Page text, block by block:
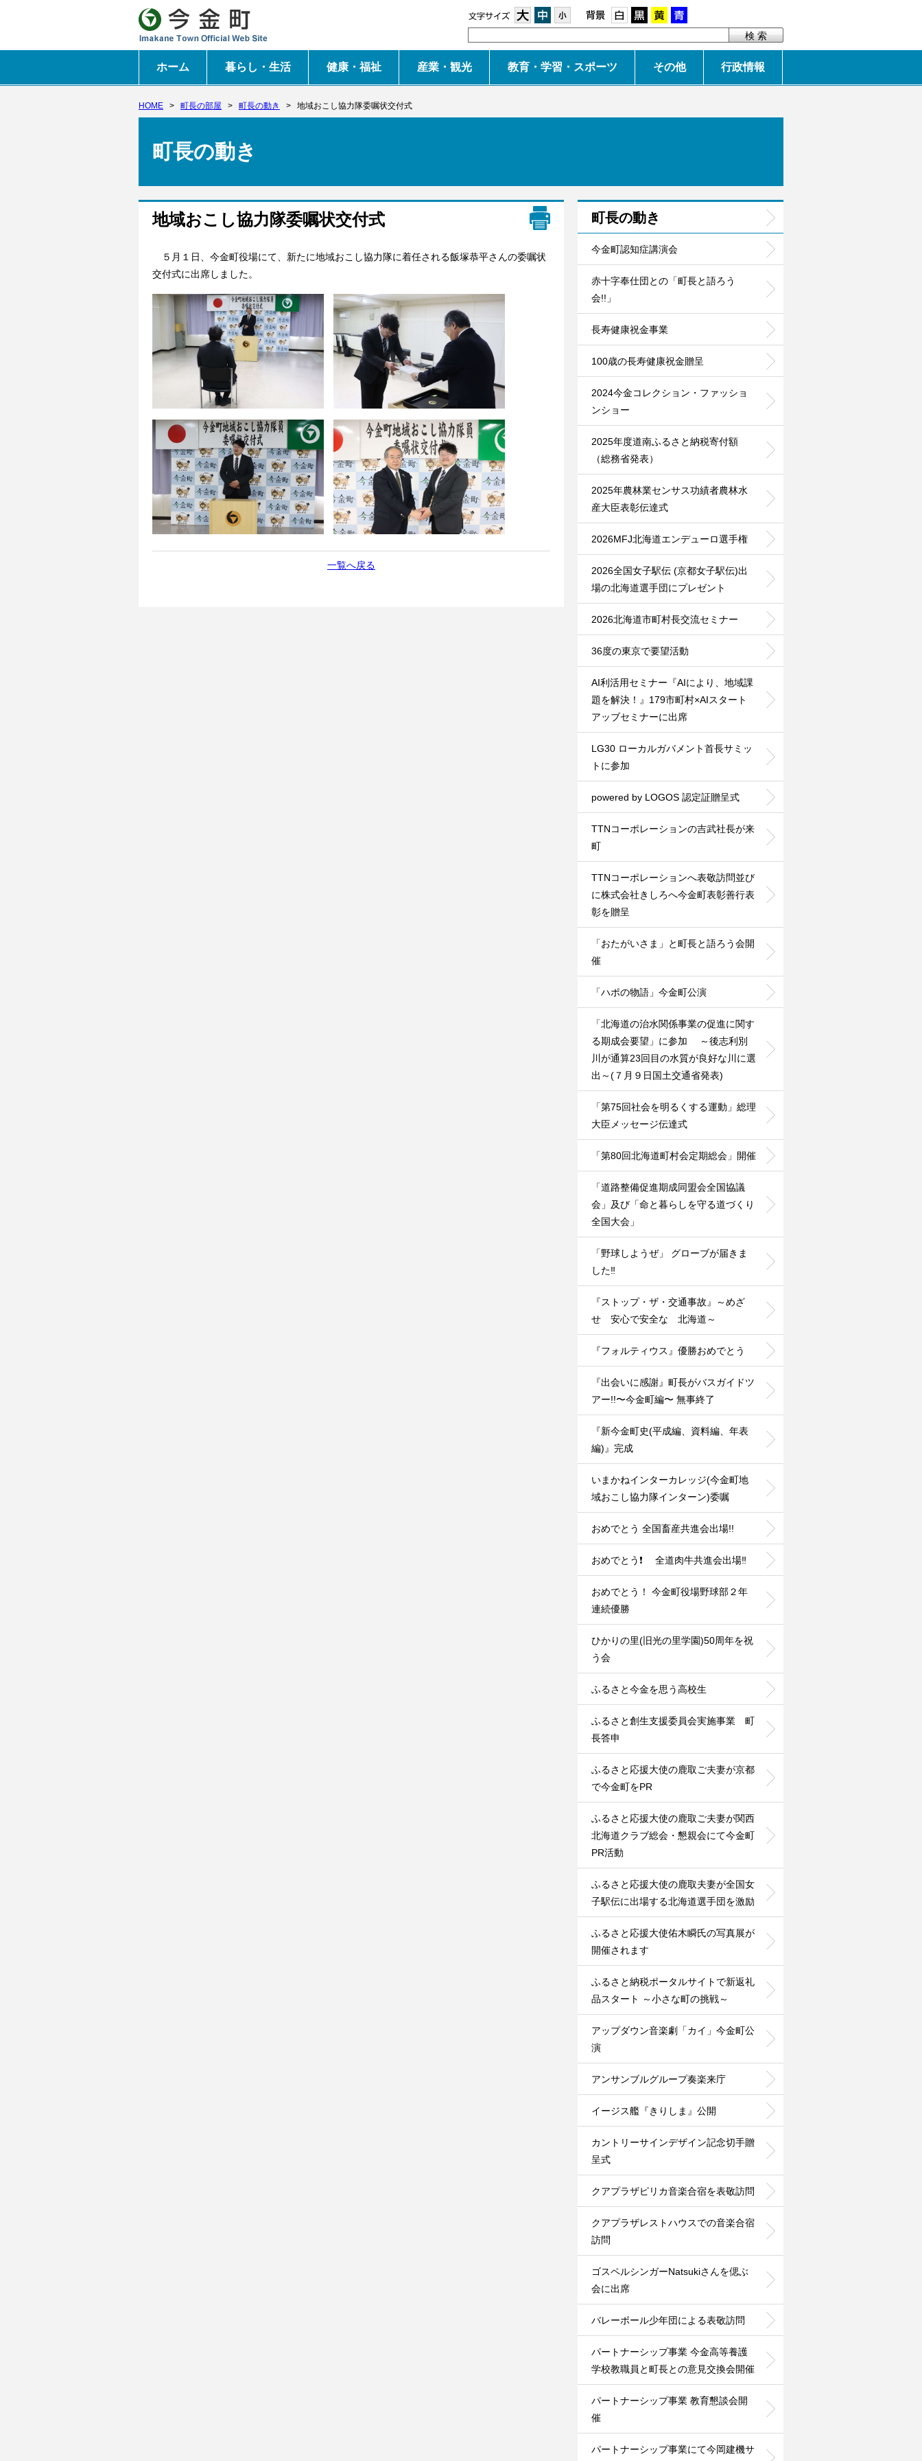
大 中 白 黒 黄
ホーム 暮らし・生活 健康・福祉 産業・観光 教育・学習・スポーツ その他 行政情報
HOME > 町長の部屋 > 町長の動き > 地域おこし協力隊委嘱状交付式
町長の動き
地域おこし協力隊委嘱状交付式
５月１日、 今金町役場にて、新たに地域おこし協力隊に着任される飯塚恭平さんの委嘱状
交付式に出席しました。
一覧へ戻る
町長の動き
今金町認知症講演会
赤十字奉仕団との「町長と語ろう
会!!」
長寿健康祝金事業
100歳の長寿健康祝金贈呈
2024今金コレクション・ファッショ
ンショー
2025年度道南ふるさと納税寄付額
（総務省発表）
2025年農林業センサス功績者農林水
産大臣表彰伝達式
2026MFJ北海道エンデューロ選手権
2026全国女子駅伝 (京都女子駅伝)出
場の北海道選手団にプレゼント
2026北海道市町村長交流セミナー
36度の東京で要望活動
AI利活用セミナー『AIにより、地域課
題を解決！』179市町村×AIスタート
アッブセミナーに出席
LG30 ローカルガバメント首長サミッ
トに参加
powered by LOGOS 認定証贈呈式
TTNコーポレーションの吉武社長が来
町
TTNコーポレーションへ表敬訪問並び
に株式会社きしろへ今金町表彰善行表
彰を贈呈
「おたがいさま」と町長と語ろう会開
催
「ハポの物語」今金町公演
「北海道の治水関係事業の促進に関す
る期成会要望」に参加 ～後志利別
川が通算23回目の水質が良好な川に選
出～(７月９日国土交通省発表)
「第75回社会を明るくする運動」総理
大臣メッセージ伝達式
「第80回北海道町村会定期総会」開催
「道路整備促進期成同盟会全国協議
会」及び「命と暮らしを守る道づくり
全国大会」
「野球しようぜ」 グローブが届きま
した‼️
『ストップ・ザ・交通事故』～めざ
せ 安心で安全な 北海道～
『フォルティウス』優勝おめでとう
『出会いに感謝』町長がバスガイドツ
アー!!〜今金町編〜 無事終了
『新今金町史(平成編、資料編、年表
編)』完成
いまかねインターカレッジ(今金町地
域おこし協力隊インターン)委嘱
おめでとう 全国畜産共進会出場!!
おめでとう❗ 全道肉牛共進会出場‼️
おめでとう！ 今金町役場野球部２年
連続優勝
ひかりの里(旧光の里学園)50周年を祝
う会
ふるさと今金を思う高校生
ふるさと創生支援委員会実施事業 町
長答申
ふるさと応援大使の鹿取ご夫妻が京都
で今金町をPR
ふるさと応援大使の鹿取ご夫妻が関西
北海道クラブ総会・懇親会にて今金町
PR活動
ふるさと応援大使の鹿取夫妻が全国女
子駅伝に出場する北海道選手団を激励
ふるさと応援大使佑木瞬氏の写真展が
開催されます
ふるさと納税ポータルサイトで新返礼
品スタート ～小さな町の挑戦～
アップダウン音楽劇「カイ」今金町公
演
アンサンブルグループ奏楽来庁
イージス艦『きりしま』公開
カントリーサインデザイン記念切手贈
呈式
クアプラザピリカ音楽合宿を表敬訪問
クアプラザレストハウスでの音楽合宿
訪問
ゴスペルシンガーNatsukiさんを偲ぶ
会に出席
バレーボール少年団による表敬訪問
パートナーシップ事業 今金高等養護
学校教職員と町長との意見交換会開催
パートナーシップ事業 教育懇談会開
催
パートナーシップ事業にて今岡建機サ